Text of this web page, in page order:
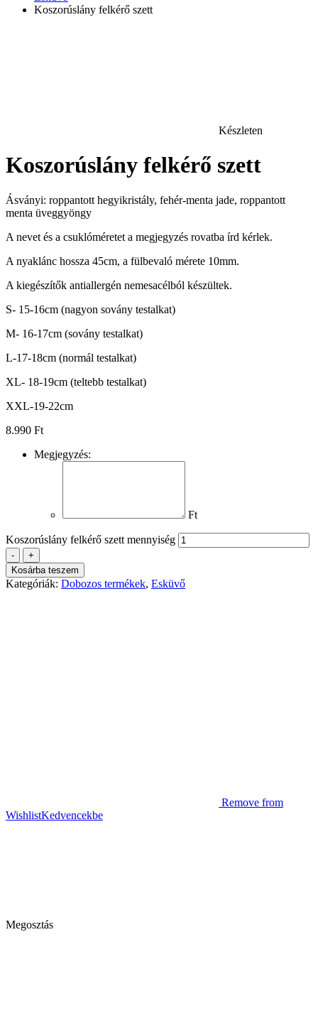
Koszorúslány felkérő szett
Készleten
Koszorúslány felkérő szett
Ásványi: roppantott hegyikristály, fehér-menta jade, roppantott
menta üveggyöngy
A nevet és a csuklóméretet a megjegyzés rovatba írd kérlek.
A nyaklánc hossza 45cm, a fülbevaló mérete 10mm.
A kiegészítők antiallergén nemesacélból készültek.
S- 15-16cm (nagyon sovány testalkat)
M- 16-17cm (sovány testalkat)
L-17-18cm (normál testalkat)
XL- 18-19cm (teltebb testalkat)
XXL-19-22cm
8.990 Ft
Megjegyzés:
Ft
Koszorúslány felkérő szett mennyiség
-
+
Kosárba teszem
Kategóriák: Dobozos termékek, Esküvő
Remove from
WishlistKedvencekbe
Megosztás